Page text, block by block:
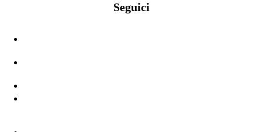
Seguici